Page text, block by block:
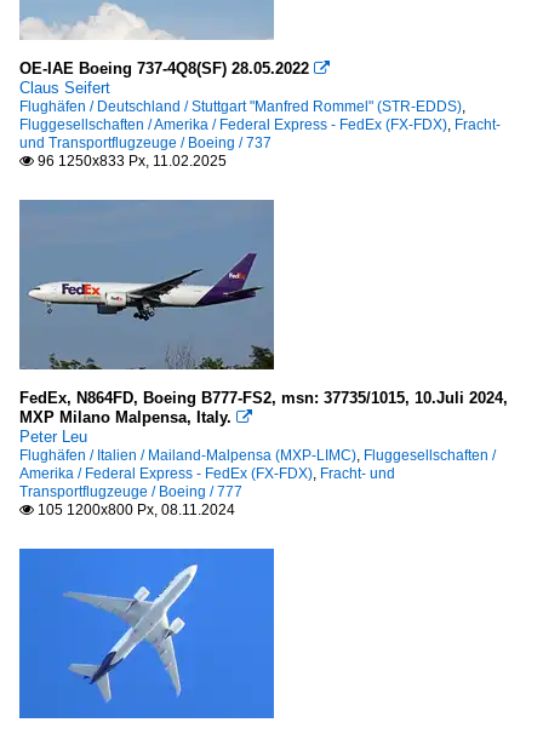
OE-IAE Boeing 737-4Q8(SF) 28.05.2022 
Claus Seifert
Flughäfen / Deutschland / Stuttgart "Manfred Rommel" (STR-EDDS),
Fluggesellschaften / Amerika / Federal Express - FedEx (FX-FDX), Fracht-
und Transportflugzeuge / Boeing / 737
 96 1250x833 Px, 11.02.2025
FedEx, N864FD, Boeing B777-FS2, msn: 37735/1015, 10.Juli 2024,
MXP Milano Malpensa, Italy. 
Peter Leu
Flughäfen / Italien / Mailand-Malpensa (MXP-LIMC), Fluggesellschaften /
Amerika / Federal Express - FedEx (FX-FDX), Fracht- und
Transportflugzeuge / Boeing / 777
 105 1200x800 Px, 08.11.2024